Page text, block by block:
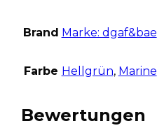
Brand Marke: dgaf&bae
Farbe Hellgrün, Marine
Bewertungen